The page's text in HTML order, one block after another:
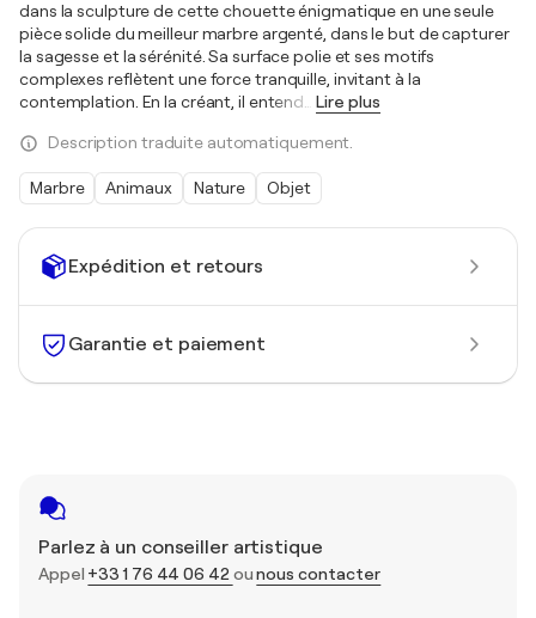
Expédition et retours
Garantie et paiement
Parlez à un conseiller artistique
Appel +33 1 76 44 06 42 ounous contacter
dans la sculpture de cette chouette énigmatique en une seule
pièce solide du meilleur marbre argenté, dans le but de capturer
la sagesse et la sérénité. Sa surface polie et ses motifs
complexes reflètent une force tranquille, invitant à la
contemplation. En la créant, il entend
Lire plus
Description traduite automatiquement.
Marbre Animaux Nature Objet